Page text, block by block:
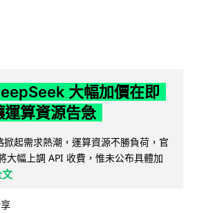
大幅加價在即
算資源告急
起需求熱潮，運算資源不勝負荷，官
大幅上調 API 收費，惟未公布具體加